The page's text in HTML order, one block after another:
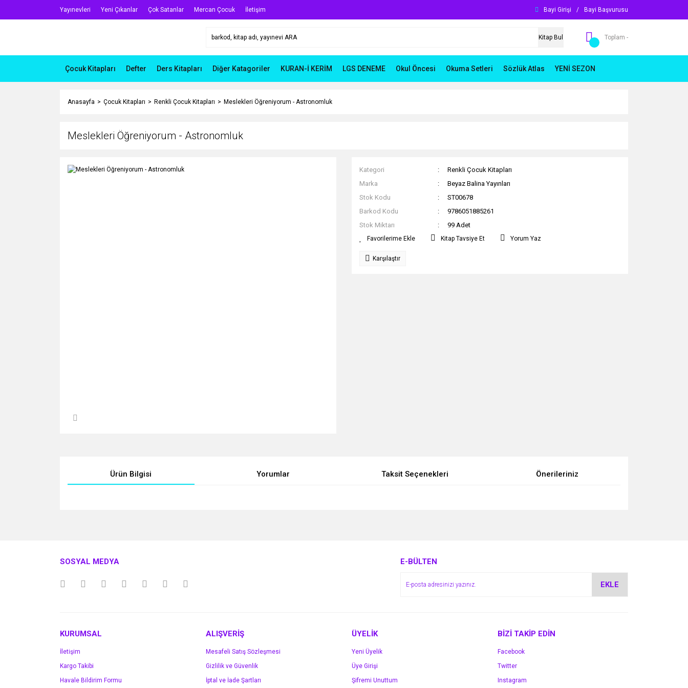
Yayınevleri Yeni Çıkanlar Çok Satanlar Mercan Çocuk İletişim Bayi Girişi / Bayi Başvurusu
Kitap Bul Toplam -
Çocuk Kitapları Defter Ders Kitapları Diğer Katagoriler KURAN-İ KERİM LGS DENEME Okul Öncesi Okuma Setleri Sözlük Atlas YENİ SEZON
Anasayfa Çocuk Kitapları Renkli Çocuk Kitapları Meslekleri Öğreniyorum - Astronomluk
Meslekleri Öğreniyorum - Astronomluk
Kategori
Renkli Çocuk Kitapları
Marka
Beyaz Balina Yayınları
Stok Kodu
ST00678
Barkod Kodu
9786051885261
Stok Miktarı
99 Adet
Kitap Tavsiye Et Yorum Yaz
Karşılaştır
Ürün Bilgisi Yorumlar Taksit Seçenekleri Önerileriniz
Ürün açıklamasında eksik bilgiler bulunuyor.
SOSYAL MEDYA E-BÜLTEN
EKLE
KURUMSAL
İletişim
Kargo Takibi
Havale Bildirim Formu
ALIŞVERİŞ
Mesafeli Satış Sözleşmesi
Gizlilik ve Güvenlik
İptal ve İade Şartları
ÜYELİK
Yeni Üyelik
Üye Girişi
Şifremi Unuttum
BİZİ TAKİP EDİN
Facebook
Twitter
Instagram